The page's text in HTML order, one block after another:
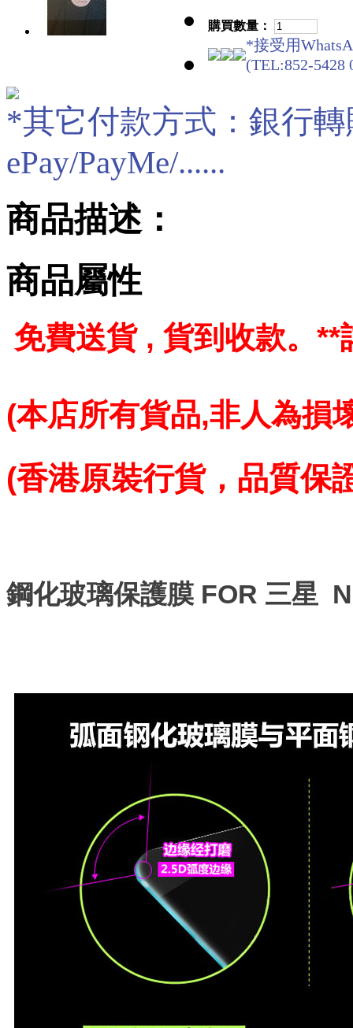
購買數量：
*接受用
(TEL:852-5428
*其它付款方式：銀行轉
ePay/PayMe/......
商品描述：
商品屬性
免費送貨 , 貨到收款。 **
(本店所有貨品,非人為損
(香港原裝行貨，品質保
鋼化玻璃保護膜 FOR 三星